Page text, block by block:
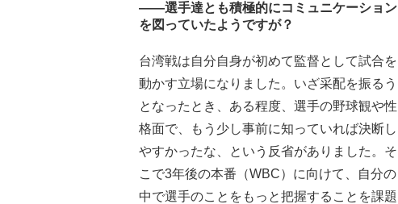
――選手達とも積極的にコミュニケーション
を図っていたようですが？
台湾戦は自分自身が初めて監督として試合を
動かす立場になりました。いざ采配を振るう
となったとき、ある程度、選手の野球観や性
格面で、もう少し事前に知っていれば決断し
やすかったな、という反省がありました。そ
こで3年後の本番（WBC）に向けて、自分の
中で選手のことをもっと把握することを課題